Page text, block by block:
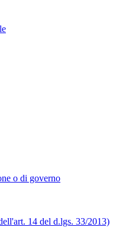
o di governo
14 del d.lgs. 33/2013)